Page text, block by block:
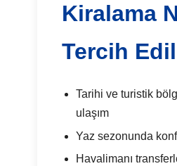
Kiralama
Tercih
Tarihi ve turistik
ulaşım
Yaz sezonunda
Havalimanı